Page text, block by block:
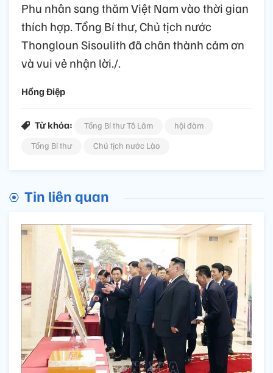
Phu nhân sang thăm Việt Nam vào thời gian
thích hợp. Tổng Bí thư, Chủ tịch nước
Thongloun Sisoulith đã chân thành cảm ơn
và vui vẻ nhận lời./.
Hồng Điệp
Từ khóa: Tổng Bí thư Tô Lâm
hội đàm
Tổng Bí thư
Chủ tịch nước Lào
Tin liên quan